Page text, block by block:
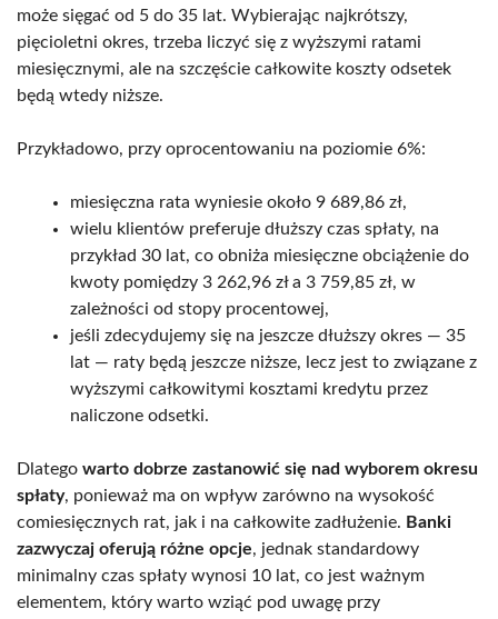
może sięgać od 5 do 35 lat. Wybierając najkrótszy,
pięcioletni okres, trzeba liczyć się z wyższymi ratami
miesięcznymi, ale na szczęście całkowite koszty odsetek
będą wtedy niższe.
Przykładowo, przy oprocentowaniu na poziomie 6%:
miesięczna rata wyniesie około 9 689,86 zł,
wielu klientów preferuje dłuższy czas spłaty, na
przykład 30 lat, co obniża miesięczne obciążenie do
kwoty pomiędzy 3 262,96 zł a 3 759,85 zł, w
zależności od stopy procentowej,
jeśli zdecydujemy się na jeszcze dłuższy okres — 35
lat — raty będą jeszcze niższe, lecz jest to związane z
wyższymi całkowitymi kosztami kredytu przez
naliczone odsetki.
Dlatego warto dobrze zastanowić się nad wyborem okresu
spłaty, ponieważ ma on wpływ zarówno na wysokość
comiesięcznych rat, jak i na całkowite zadłużenie. Banki
zazwyczaj oferują różne opcje, jednak standardowy
minimalny czas spłaty wynosi 10 lat, co jest ważnym
elementem, który warto wziąć pod uwagę przy